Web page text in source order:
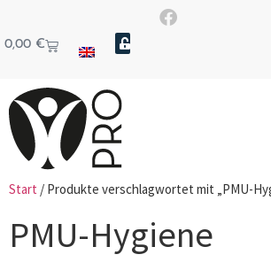
0,00 €
Start / Produkte verschlagwortet mit „PMU-
PMU-Hygiene